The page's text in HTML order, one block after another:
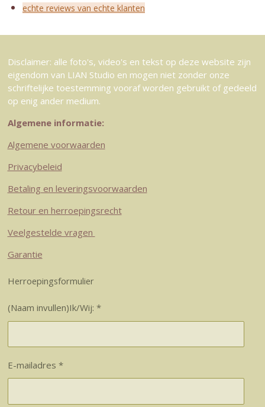
echte reviews van echte klanten
Disclaimer: alle foto's, video's en tekst op deze website zijn
eigendom van LIAN Studio en mogen niet zonder onze
schriftelijke toestemming vooraf worden gebruikt of gedeeld
op enig ander medium.
Algemene informatie:
Algemene voorwaarden
Privacybeleid
Betaling en leveringsvoorwaarden
Retour en herroepingsrecht
Veelgestelde vragen
Garantie
Herroepingsformulier
(Naam invullen)Ik/Wij: *
E-mailadres *